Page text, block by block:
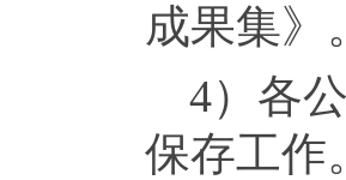
成果集》
4）各
保存工作